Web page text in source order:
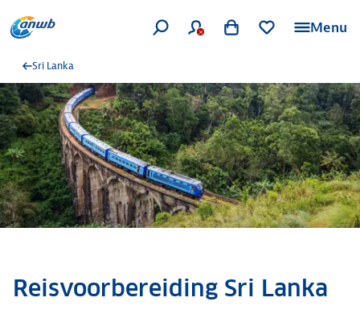
Menu
Sri Lanka
Reisvoorbereiding Sri Lanka